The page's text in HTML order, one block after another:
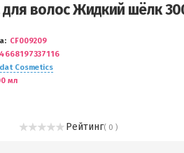
волос Жидкий шёлк
CF009209
4668197337116
Cosmetics
мл
Рейтинг( 0 )